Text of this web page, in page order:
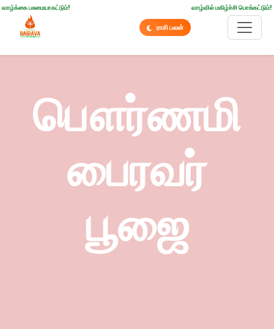
வாழ்க்கை பசுமையாகட்டும்! வாழ்வில் மகிழ்ச்சி பொங்கட்டும்!
ராசி பலன்
பௌர்ணமி
பைரவர்
பூஜை